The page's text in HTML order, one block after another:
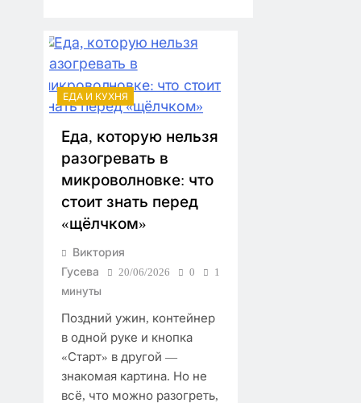
ЕДА И КУХНЯ
Еда, которую нельзя
разогревать в
микроволновке: что
стоит знать перед
«щёлчком»
Виктория
Гусева
20/06/2026 0
1
минуты
Поздний ужин, контейнер
в одной руке и кнопка
«Старт» в другой —
знакомая картина. Но не
всё, что можно разогреть,